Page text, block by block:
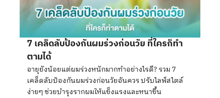
7 เคล็ดลับป้องกันผมร่วงก่อนวัย ที่ใครก็ทำ
ตามได้
อายุยังน้อยแต่ผมร่วงหนักมากทำอย่างไรดี? รวม 7
เคล็ดลับป้องกันผมร่วงก่อนวัยอันควร ปรับไลฟ์สไตล์
ง่ายๆ ช่วยบำรุงรากผมให้แข็งแรงและหนาขึ้น